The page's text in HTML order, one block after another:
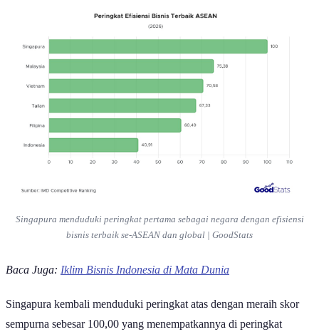
Singapura menduduki peringkat pertama sebagai negara dengan efisiensi
bisnis terbaik se-ASEAN dan global | GoodStats
Baca Juga: Iklim Bisnis Indonesia di Mata Dunia
Singapura kembali menduduki peringkat atas dengan meraih skor
sempurna sebesar 100,00 yang menempatkannya di peringkat